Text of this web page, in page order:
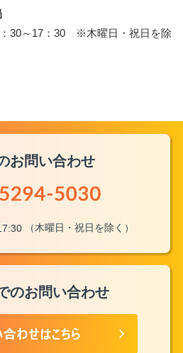
：30～17：30 ※木曜日・祝日を除
お問い合わせ
（木曜日・祝日を除く）
のお問い合わせ